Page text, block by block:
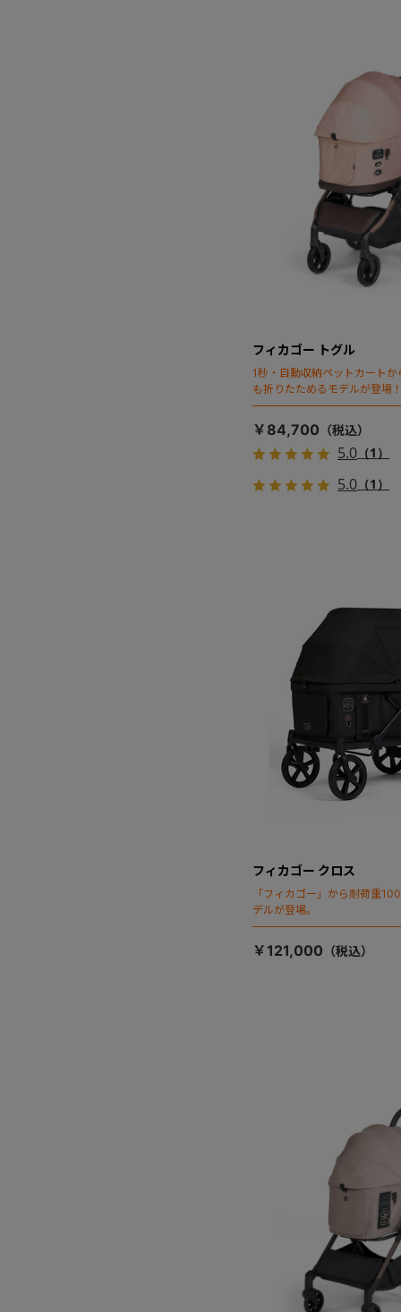
フィカゴー トグル
1秒・自動収納ペットカート
も折りたためるモデルが登場
￥84,700
5.0 （1）
5.0 （1）
フィカゴー クロス
「フィカゴー」から耐荷重
デルが登場。
￥121,000